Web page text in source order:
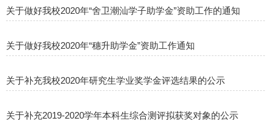
关于做好我校2020年“舍卫潮汕学子助学金”资助工作的通知
关于做好我校2020年“穗升助学金”资助工作通知
关于补充我校2020年研究生学业奖学金评选结果的公示
关于补充2019-2020学年本科生综合测评拟获奖对象的公示